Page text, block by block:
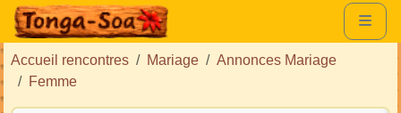
Accueil rencontres Mariage
Annonces Mariage
Femme